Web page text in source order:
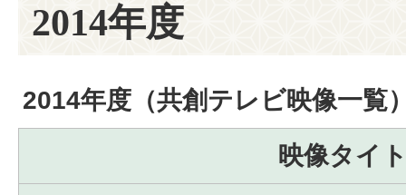
2014年度
2014年度（共創テレビ映像一覧
映像タイ